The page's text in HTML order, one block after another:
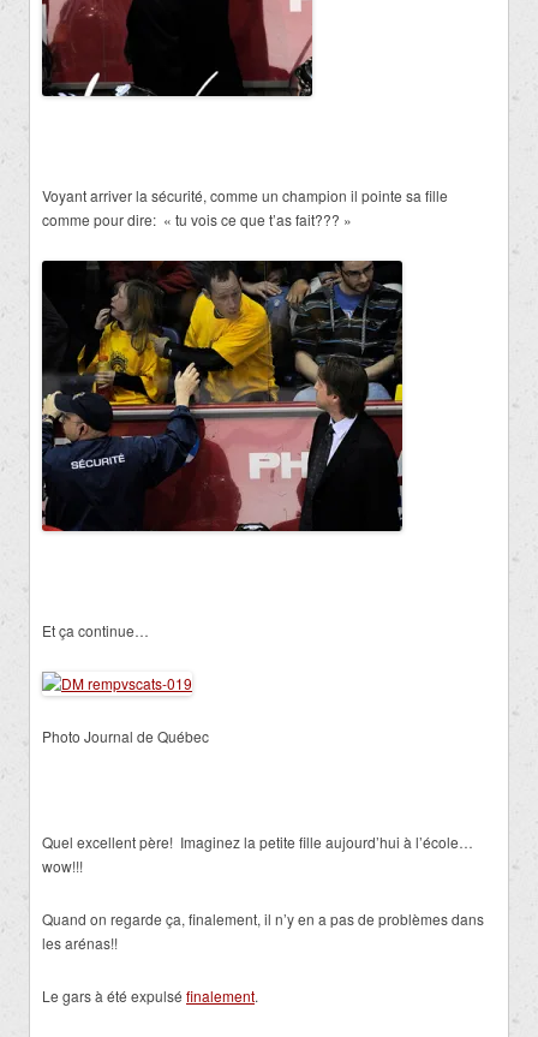
Voyant arriver la sécurité, comme un champion il pointe sa fille
comme pour dire: « tu vois ce que t’as fait??? »
Et ça continue…
Photo Journal de Québec
Quel excellent père! Imaginez la petite fille aujourd’hui à l’école…
wow!!!
Quand on regarde ça, finalement, il n’y en a pas de problèmes dans
les arénas!!
Le gars à été expulsé finalement.